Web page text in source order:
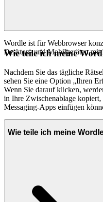
Wordle ist für Webbrowser
Desktop- und Mobilgeräten mit
Wie teile ich meine
Nachdem Sie das tägliche
sehen Sie eine Option „Ihren
Wenn Sie darauf klicken,
in Ihre Zwischenablage
Messaging-Apps einfügen
Wie teile ich meine